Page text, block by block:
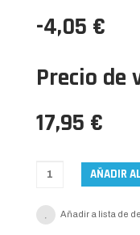
-4,05 €
Precio de
17,95 €
Añadir a lista de